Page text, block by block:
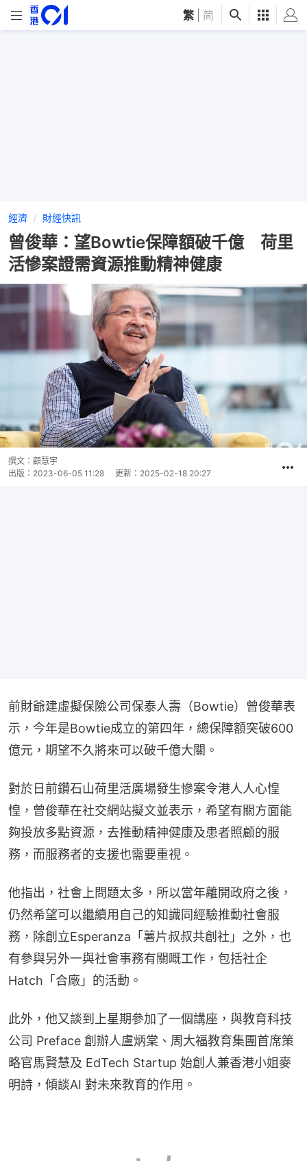
繁 简
經濟 財經快訊
曾俊華：望Bowtie保障額破千億 荷里
活慘案證需資源推動精神健康
撰文： 顧慧宇
出版： 2023-06-05 11:28 更新： 2025-02-18 20:27
前財爺建虛擬保險公司保泰人壽（Bowtie）曾俊華表
示，今年是Bowtie成立的第四年，總保障額突破600
億元，期望不久將來可以破千億大關。
對於日前鑽石山荷里活廣場發生慘案令港人人心惶
惶，曾俊華在社交網站擬文並表示，希望有關方面能
夠投放多點資源，去推動精神健康及患者照顧的服
務，而服務者的支援也需要重視。
他指出，社會上問題太多，所以當年離開政府之後，
仍然希望可以繼續用自己的知識同經驗推動社會服
務，除創立Esperanza「薯片叔叔共創社」之外，也
有參與另外一與社會事務有關嘅工作，包括社企
Hatch「合廠」的活動。
此外，他又談到上星期參加了一個講座，與教育科技
公司 Preface 創辦人盧炳棠、周大福教育集團首席策
略官馬賢慧及 EdTech Startup 始創人兼香港小姐麥
明詩，傾談AI 對未來教育的作用。